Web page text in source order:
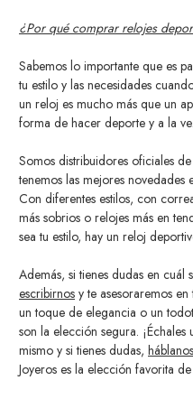
¿Por qué comprar relojes
Sabemos lo importante que es
tu estilo y las necesidades
un reloj es mucho más que un
forma de hacer deporte y a la
Somos distribuidores oficiales
tenemos las mejores novedades
Con diferentes estilos, con
más sobrios o relojes más en
sea tu estilo, hay un reloj
Además, si tienes dudas en
escribirnos y te asesoraremos
un toque de elegancia o un
son la elección segura. ¡Échales
mismo y si tienes dudas, háblanos
Joyeros es la elección favorita